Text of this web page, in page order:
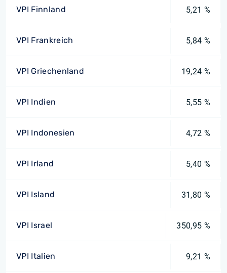
VPI Finnland 5,21 %
VPI Frankreich 5,84 %
VPI Griechenland 19,24 %
VPI Indien 5,55 %
VPI Indonesien 4,72 %
VPI Irland 5,40 %
VPI Island 31,80 %
VPI Israel 350,95 %
VPI Italien 9,21 %